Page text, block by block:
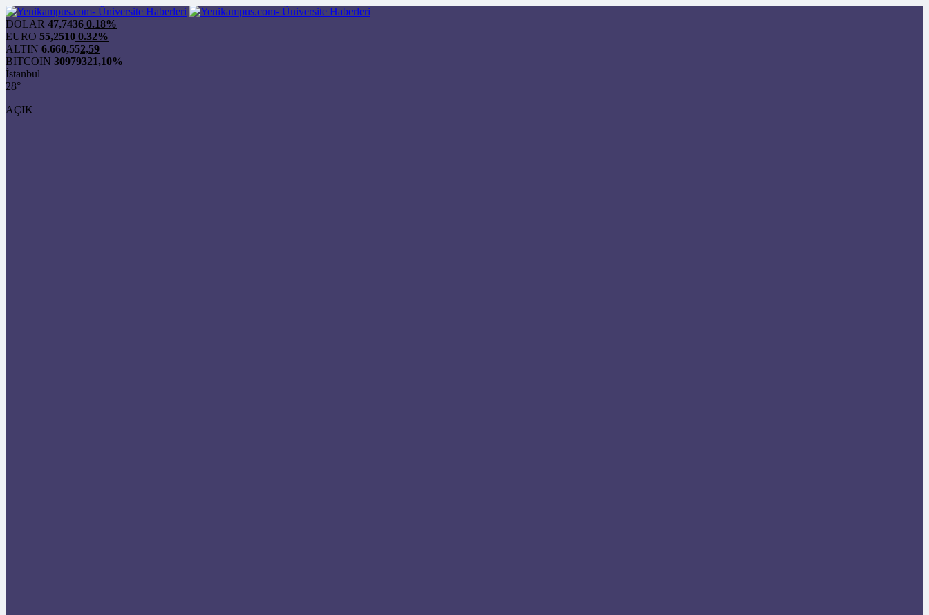
DOLAR 47,7436 0.18%
EURO 55,2510 0.32%
ALTIN 6.660,552,59
BITCOIN 30979321,10%
İstanbul
28°
AÇIK